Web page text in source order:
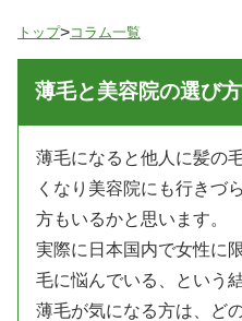
トップ>コラム一覧
薄毛と美容院の選び方
薄毛になると他人に髪の
くなり美容院にも行きづ
方もいるかと思います。
実際に日本国内で女性に
毛に悩んでいる、という
薄毛が気になる方は、ど